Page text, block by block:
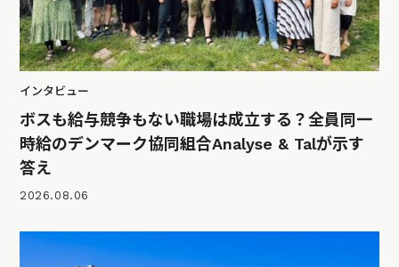
インタビュー
ボスも給与競争もない職場は成立する？全員同一
時給のデンマーク協同組合Analyse & Talが示す
答え
2026.08.06